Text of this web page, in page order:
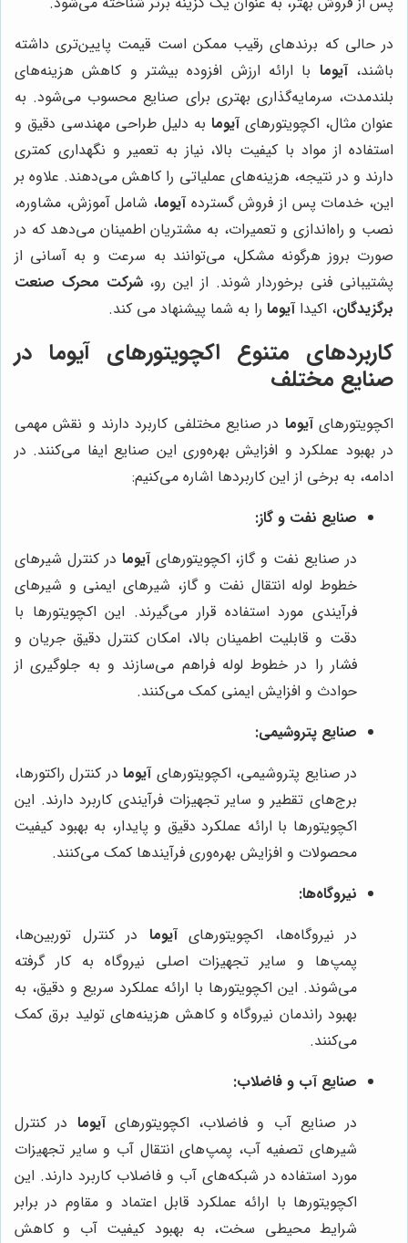
در حالی که برندهای رقیب ممکن است قیمت پایین‌تری داشته
باشند،آیوما با ارائه ارزش افزوده بیشتر و کاهش هزینه‌های
بلندمدت، سرمایه‌گذاری بهتری برای صنایع محسوب می‌شود. به
عنوان مثال، اکچویتورهایآیوما به دلیل طراحی مهندسی دقیق و
استفاده از مواد با کیفیت بالا، نیاز به تعمیر و نگهداری کمتری
دارند و در نتیجه، هزینه‌های عملیاتی را کاهش می‌دهند. علاوه بر
این، خدمات پس از فروش گستردهآیوما، شامل آموزش، مشاوره،
نصب و راه‌اندازی و تعمیرات، به مشتریان اطمینان می‌دهد که در
صورت بروز هرگونه مشکل، می‌توانند به سرعت و به آسانی از
پشتیبانی فنی برخوردار شوند. از این رو،شرکت محرک صنعت
برگزیدگان، اکیداآیوما را به شما پیشنهاد می کند.
کاربردهای متنوع اکچویتورهای آیوما در
صنایع مختلف
اکچویتورهایآیوما در صنایع مختلفی کاربرد دارند و نقش مهمی
در بهبود عملکرد و افزایش بهره‌وری این صنایع ایفا می‌کنند. در
ادامه، به برخی از این کاربردها اشاره می‌کنیم:
صنایع نفت و گاز:
در صنایع نفت و گاز، اکچویتورهایآیوما در کنترل شیرهای
خطوط لوله انتقال نفت و گاز، شیرهای ایمنی و شیرهای
فرآیندی مورد استفاده قرار می‌گیرند. این اکچویتورها با
دقت و قابلیت اطمینان بالا، امکان کنترل دقیق جریان و
فشار را در خطوط لوله فراهم می‌سازند و به جلوگیری از
حوادث و افزایش ایمنی کمک می‌کنند.
صنایع پتروشیمی:
در صنایع پتروشیمی، اکچویتورهایآیومادر کنترل راکتورها،
برج‌های تقطیر و سایر تجهیزات فرآیندی کاربرد دارند. این
اکچویتورها با ارائه عملکرد دقیق و پایدار، به بهبود کیفیت
محصولات و افزایش بهره‌وری فرآیندها کمک می‌کنند.
نیروگاه‌ها:
در نیروگاه‌ها، اکچویتورهایآیوما در کنترل توربین‌ها،
پمپ‌ها و سایر تجهیزات اصلی نیروگاه به کار گرفته
می‌شوند. این اکچویتورها با ارائه عملکرد سریع و دقیق، به
بهبود راندمان نیروگاه و کاهش هزینه‌های تولید برق کمک
می‌کنند.
صنایع آب و فاضلاب:
در صنایع آب و فاضلاب، اکچویتورهایآیوما در کنترل
شیرهای تصفیه آب، پمپ‌های انتقال آب و سایر تجهیزات
مورد استفاده در شبکه‌های آب و فاضلاب کاربرد دارند. این
اکچویتورها با ارائه عملکرد قابل اعتماد و مقاوم در برابر
شرایط محیطی سخت، به بهبود کیفیت آب و کاهش